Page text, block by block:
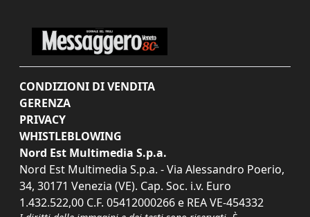
CONDIZIONI DI VENDITA
GERENZA
PRIVACY
WHISTLEBLOWING
Nord Est Multimedia S.p.a.
Nord Est Multimedia S.p.a. - Via Alessandro Poerio,
34, 30171 Venezia (VE). Cap. Soc. i.v. Euro
1.432.522,00 C.F. 05412000266 e REA VE-454332